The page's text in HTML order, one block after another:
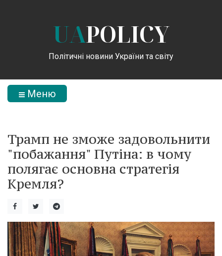
UAPOLICY
Політичні новини України та світу
Меню
Трамп не зможе задовольнити
"побажання" Путіна: в чому
полягає основна стратегія
Кремля?